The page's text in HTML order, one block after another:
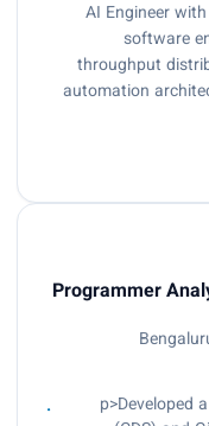
AI Engineer
software
throughput
automation
Programmer